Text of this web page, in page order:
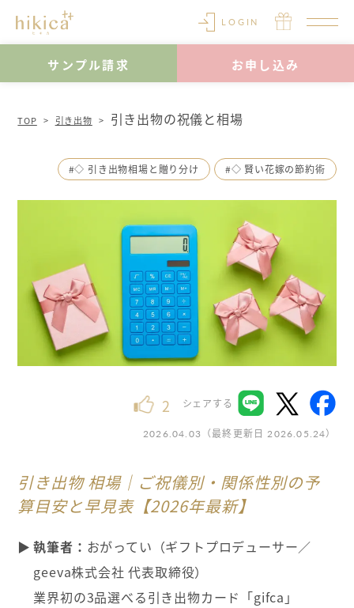
LOGIN
サンプル請求 お申し込み
TOP 引き出物 引き出物の祝儀と相場
#◇ 引き出物相場と贈り分け #◇ 賢い花嫁の節約術
シェアする
2
2026.04.03 （最終更新日 2026.05.24）
引き出物 相場｜ご祝儀別・関係性別の予
算目安と早見表【2026年最新】
執筆者： おがってい（ギフトプロデューサー／
geeva株式会社 代表取締役）
業界初の3品選べる引き出物カード「gifca」